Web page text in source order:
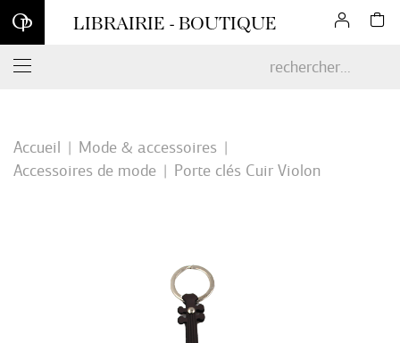
Inscrivez-vous à notre newsletter et profitez d'une remise de 10
% sur votre première commande en ligne*
LIBRAIRIE - BOUTIQUE
Accueil
Mode & accessoires
Accessoires de mode
Porte clés Cuir Violon